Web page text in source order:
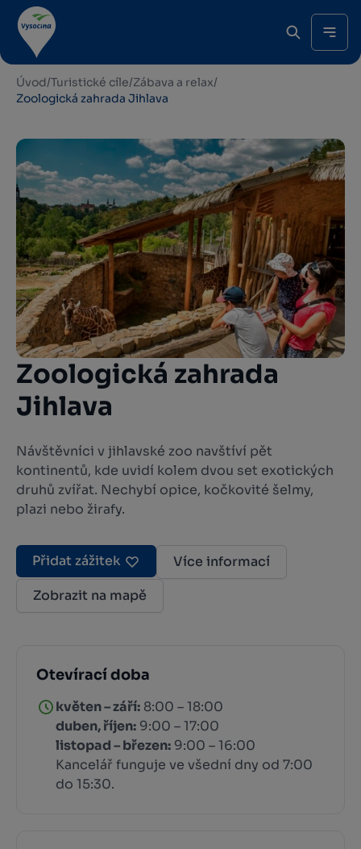
Úvod/Turistické cíle/Zábava a relax/
Zoologická zahrada Jihlava
Zoologická zahrada
Jihlava
Návštěvníci v jihlavské zoo navštíví pět
kontinentů, kde uvidí kolem dvou set exotických
druhů zvířat. Nechybí opice, kočkovité šelmy,
plazi nebo žirafy.
Přidat zážitek
Více informací
Zobrazit na mapě
Otevírací doba
květen – září: 8:00 – 18:00
duben, říjen: 9:00 – 17:00
listopad – březen: 9:00 – 16:00
Kancelář funguje ve všední dny od 7:00
do 15:30.